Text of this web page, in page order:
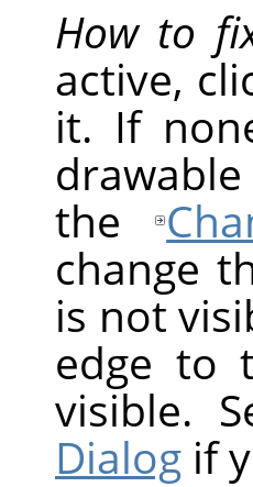
How to
active,
it. If
the
change
is not
edge to
visible.
Dialog if